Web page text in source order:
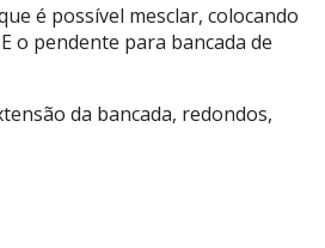
é possível mesclar, colocando
o pendente para bancada de
da bancada, redondos,